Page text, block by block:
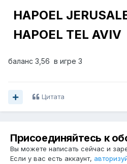
HAPOEL
HAPOEL TEL AVIV
баланс 3,56 в игре 3
Цитата
Присоединяйтесь к
Вы можете написать сейчас и
Если у вас есть аккаунт,